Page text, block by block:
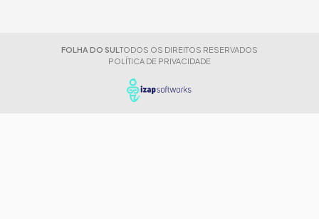
FOLHA DO SUL TODOS OS DIREITOS RESERVADOS
POLÍTICA DE PRIVACIDADE